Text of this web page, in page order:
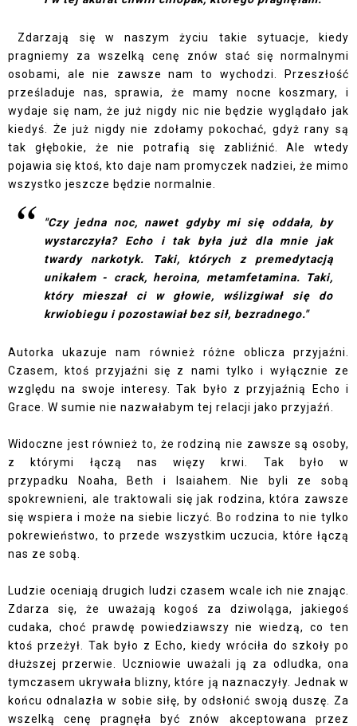
Zdarzają się w naszym życiu takie sytuacje, kiedy
pragniemy za wszelką cenę znów stać się normalnymi
osobami, ale nie zawsze nam to wychodzi. Przeszłość
prześladuje nas, sprawia, że mamy nocne koszmary, i
wydaje się nam, że już nigdy nic nie będzie wyglądało jak
kiedyś. Że już nigdy nie zdołamy pokochać, gdyż rany są
tak głębokie, że nie potrafią się zabliźnić. Ale wtedy
pojawia się ktoś, kto daje nam promyczek nadziei, że mimo
wszystko jeszcze będzie normalnie.
"Czy jedna noc, nawet gdyby mi się oddała, by
wystarczyła? Echo i tak była już dla mnie jak
twardy narkotyk. Taki, których z premedytacją
unikałem - crack, heroina, metamfetamina. Taki,
który mieszał ci w głowie, wślizgiwał się do
krwiobiegu i pozostawiał bez sił, bezradnego."
Autorka ukazuje nam również różne oblicza przyjaźni.
Czasem, ktoś przyjaźni się z nami tylko i wyłącznie ze
względu na swoje interesy. Tak było z przyjaźnią Echo i
Grace. W sumie nie nazwałabym tej relacji jako przyjaźń.
Widoczne jest również to, że rodziną nie zawsze są osoby,
z którymi łączą nas więzy krwi. Tak było w
przypadku Noaha, Beth i Isaiahem. Nie byli ze sobą
spokrewnieni, ale traktowali się jak rodzina, która zawsze
się wspiera i może na siebie liczyć. Bo rodzina to nie tylko
pokrewieństwo, to przede wszystkim uczucia, które łączą
nas ze sobą.
Ludzie oceniają drugich ludzi czasem wcale ich nie znając.
Zdarza się, że uważają kogoś za dziwoląga, jakiegoś
cudaka, choć prawdę powiedziawszy nie wiedzą, co ten
ktoś przeżył. Tak było z Echo, kiedy wróciła do szkoły po
dłuższej przerwie. Uczniowie uważali ją za odludka, ona
tymczasem ukrywała blizny, które ją naznaczyły. Jednak w
końcu odnalazła w sobie siłę, by odsłonić swoją duszę. Za
wszelką cenę pragnęła być znów akceptowana przez